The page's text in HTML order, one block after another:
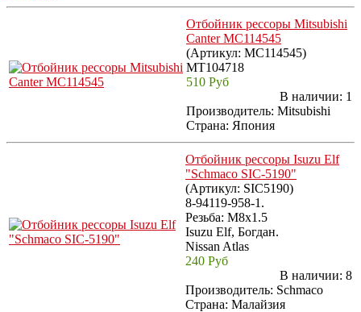
Отбойник рессоры Mitsubishi
Canter MC114545
(Артикул: MC114545)
MT104718
510 Руб
В наличии: 1
Производитель: Mitsubishi
Страна: Япония
Отбойник рессоры Isuzu Elf
"Schmaco SIC-5190"
(Артикул: SIC5190)
8-94119-958-1.
Резьба: M8x1.5
Isuzu Elf, Богдан.
Nissan Atlas
240 Руб
В наличии: 8
Производитель: Schmaco
Страна: Малайзия